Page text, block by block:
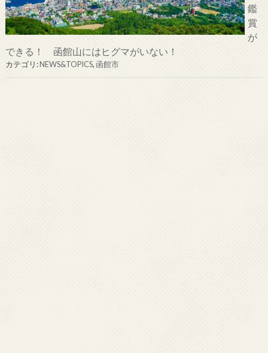
鑑
賞
が
できる！ 函館山にはヒグマがいない！
カテゴリ:NEWS&TOPICS,函館市